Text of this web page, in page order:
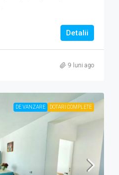
Detalii
9 luni ago
DE VANZARE DOTARI COMPLETE